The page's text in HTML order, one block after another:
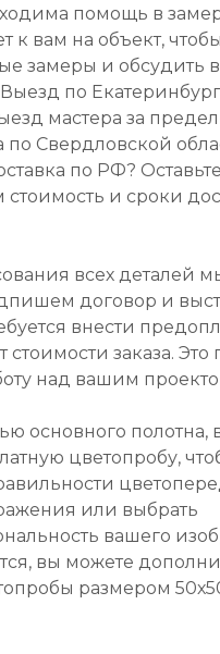
помощь в
к вам на объект, чтобы
замеры и обсудить
Выезд по
мастера за
по Свердловской
по РФ?
и сроки
всех деталей
договор и
внести
стоимости заказа. Это
над вашим
основного полотна,
цветопробу,
или выбрать
вашего
вы можете
размером